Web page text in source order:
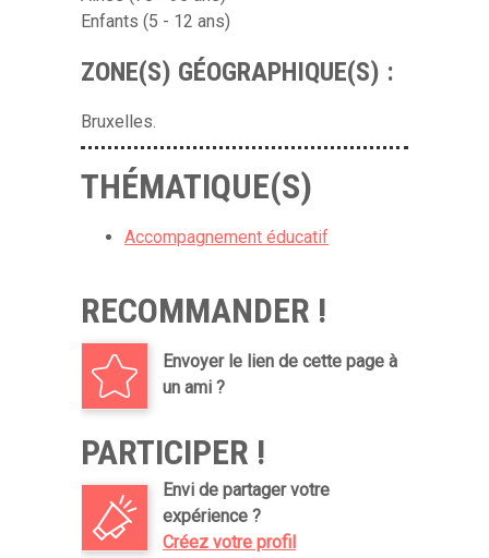
Enfants (5 - 12 ans)
ZONE(S) GÉOGRAPHIQUE(S) :
Bruxelles.
THÉMATIQUE(S)
Accompagnement éducatif
RECOMMANDER !
Envoyer le lien de cette page à
un ami ?
PARTICIPER !
Envi de partager votre
expérience ?
Créez votre profil